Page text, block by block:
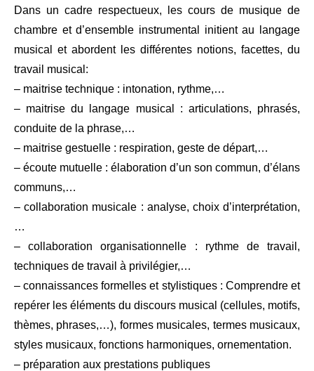
Dans un cadre respectueux, les cours de musique de
chambre et d’ensemble instrumental initient au langage
musical et abordent les différentes notions, facettes, du
travail musical:
– maitrise technique : intonation, rythme,…
– maitrise du langage musical : articulations, phrasés,
conduite de la phrase,…
– maitrise gestuelle : respiration, geste de départ,…
– écoute mutuelle : élaboration d’un son commun, d’élans
communs,…
– collaboration musicale : analyse, choix d’interprétation,
…
– collaboration organisationnelle : rythme de travail,
techniques de travail à privilégier,…
– connaissances formelles et stylistiques : Comprendre et
repérer les éléments du discours musical (cellules, motifs,
thèmes, phrases,…), formes musicales, termes musicaux,
styles musicaux, fonctions harmoniques, ornementation.
– préparation aux prestations publiques